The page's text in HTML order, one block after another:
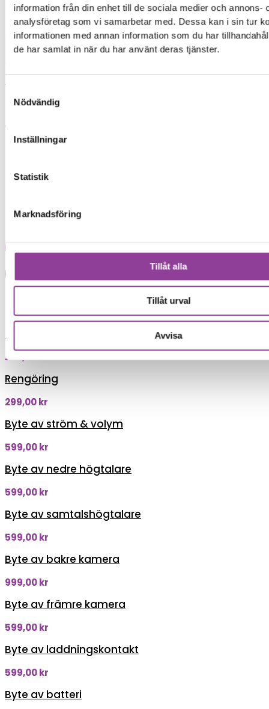
information från din enhet till de sociala medier och annons-
analysföretag som vi samarbetar med. Dessa kan i sin tur
informationen med annan information som du har
de har samlat in när du har använt deras tjänster.
Nödvändig
Inställningar
Statistik
Marknadsföring
Tillåt alla
Tillåt urval
Avvisa
Mobiltelefoner > Sony
Sony Xperia XZ2 Compact
Baksida
Byte av baksida
Vid ett baksidebyte byter man glasbaksidan och
kamera glaslins.
1 299,00
Glaset är repigt, skadat eller krossat
Fler reparationer för samma
299,00kr
Rengöring
299,00kr
Byte av ström & volym
599,00kr
Byte av nedre högtalare
599,00kr
Byte av samtalshögtalare
599,00kr
Byte av bakre kamera
999,00kr
Byte av främre kamera
599,00kr
Byte av laddningskontakt
599,00kr
Byte av batteri